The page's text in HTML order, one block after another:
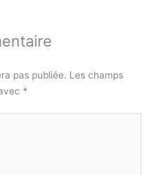
pas publiée. Les champs
*